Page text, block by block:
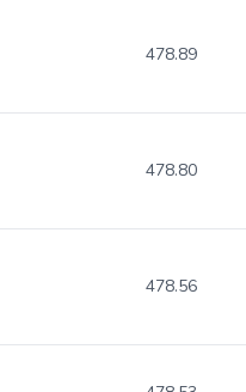
478.89
478.80
478.56